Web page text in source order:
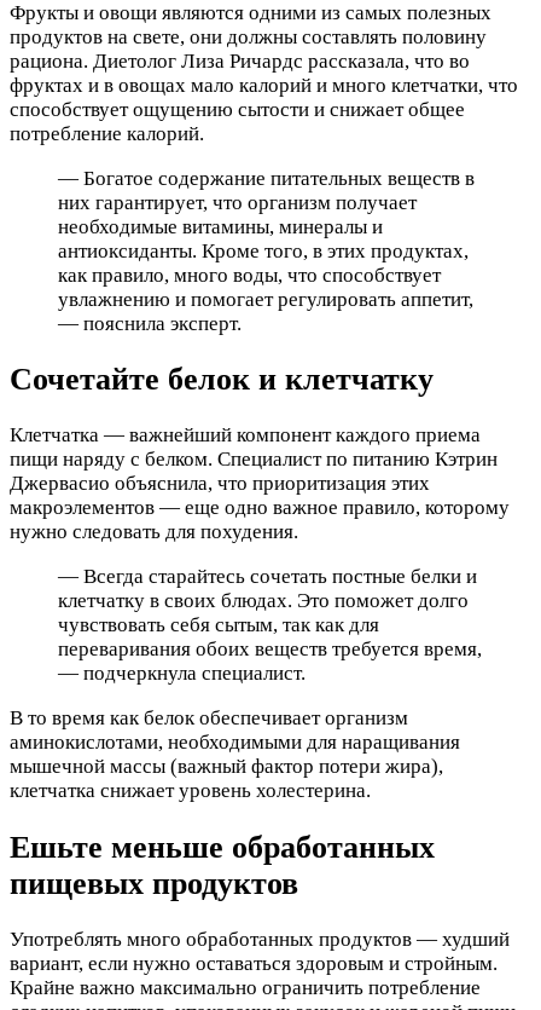
Фрукты и овощи являются одними из самых полезных
продуктов на свете, они должны составлять половину
рациона. Диетолог Лиза Ричардс рассказала, что во
фруктах и в овощах мало калорий и много клетчатки, что
способствует ощущению сытости и снижает общее
потребление калорий.
— Богатое содержание питательных веществ в
них гарантирует, что организм получает
необходимые витамины, минералы и
антиоксиданты. Кроме того, в этих продуктах,
как правило, много воды, что способствует
увлажнению и помогает регулировать аппетит,
— пояснила эксперт.
Сочетайте белок и клетчатку
Клетчатка — важнейший компонент каждого приема
пищи наряду с белком. Специалист по питанию Кэтрин
Джервасио объяснила, что приоритизация этих
макроэлементов — еще одно важное правило, которому
нужно следовать для похудения.
— Всегда старайтесь сочетать постные белки и
клетчатку в своих блюдах. Это поможет долго
чувствовать себя сытым, так как для
переваривания обоих веществ требуется время,
— подчеркнула специалист.
В то время как белок обеспечивает организм
аминокислотами, необходимыми для наращивания
мышечной массы (важный фактор потери жира),
клетчатка снижает уровень холестерина.
Ешьте меньше обработанных
пищевых продуктов
Употреблять много обработанных продуктов — худший
вариант, если нужно оставаться здоровым и стройным.
Крайне важно максимально ограничить потребление